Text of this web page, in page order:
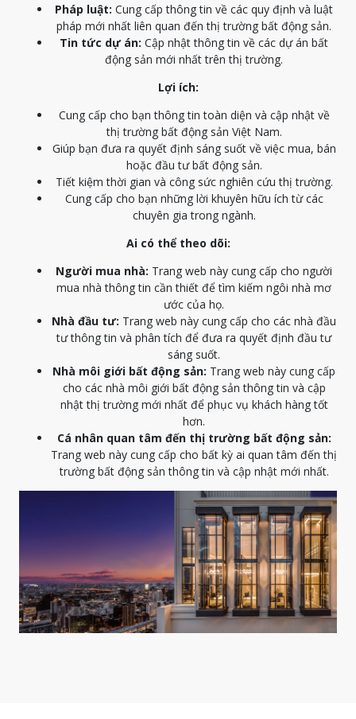
Pháp luật: Cung cấp thông tin về các quy định và luật
pháp mới nhất liên quan đến thị trường bất động sản.
Tin tức dự án: Cập nhật thông tin về các dự án bất
động sản mới nhất trên thị trường.
Lợi ích:
Cung cấp cho bạn thông tin toàn diện và cập nhật về
thị trường bất động sản Việt Nam.
Giúp bạn đưa ra quyết định sáng suốt về việc mua, bán
hoặc đầu tư bất động sản.
Tiết kiệm thời gian và công sức nghiên cứu thị trường.
Cung cấp cho bạn những lời khuyên hữu ích từ các
chuyên gia trong ngành.
Ai có thể theo dõi:
Người mua nhà: Trang web này cung cấp cho người
mua nhà thông tin cần thiết để tìm kiếm ngôi nhà mơ
ước của họ.
Nhà đầu tư: Trang web này cung cấp cho các nhà đầu
tư thông tin và phân tích để đưa ra quyết định đầu tư
sáng suốt.
Nhà môi giới bất động sản: Trang web này cung cấp
cho các nhà môi giới bất động sản thông tin và cập
nhật thị trường mới nhất để phục vụ khách hàng tốt
hơn.
Cá nhân quan tâm đến thị trường bất động sản:
Trang web này cung cấp cho bất kỳ ai quan tâm đến thị
trường bất động sản thông tin và cập nhật mới nhất.